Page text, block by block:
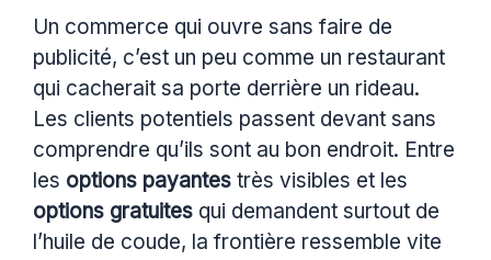
Un commerce qui ouvre sans faire de
publicité, c’est un peu comme un restaurant
qui cacherait sa porte derrière un rideau.
Les clients potentiels passent devant sans
comprendre qu’ils sont au bon endroit. Entre
les options payantes très visibles et les
options gratuites qui demandent surtout de
l’huile de coude, la frontière ressemble vite